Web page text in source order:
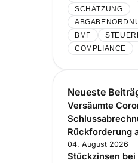
SCHÄTZUNG
BMF
COMPLIANCE
Neueste
Versäumte
Rückforderung
04. August 2026
Stückzinsen